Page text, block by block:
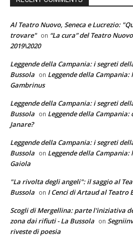
Al Teatro Nuovo, Seneca e Lucrezio:
trovare" on “La cura” del Teatro
2019\2020
Leggende della Campania: i segreti
Bussola on Leggende della
Gambrinus
Leggende della Campania: i segreti
Bussola on Leggende della Campania:
Janare?
Leggende della Campania: i segreti
Bussola on Leggende della
Gaiola
"La rivolta degli angeli": il saggio al
Bussola on I Cenci di Artaud al Teatro
Scogli di Mergellina: parte l'iniziativa
zona dai rifiuti - La Bussola on
riveste di poesia